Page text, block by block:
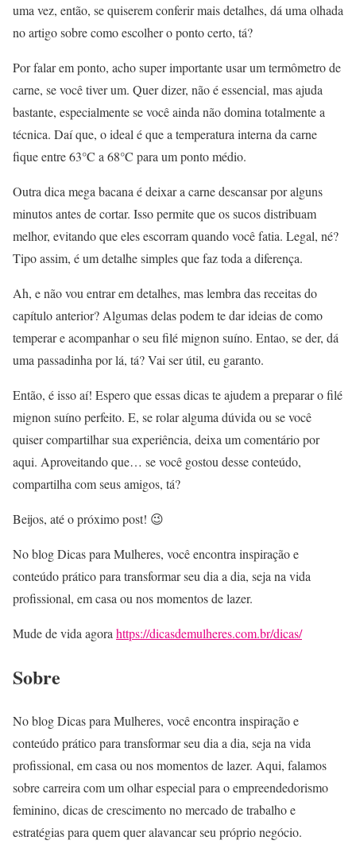
uma vez, então, se quiserem conferir mais detalhes, dá uma olhada
no artigo sobre como escolher o ponto certo, tá?
Por falar em ponto, acho super importante usar um termômetro de
carne, se você tiver um. Quer dizer, não é essencial, mas ajuda
bastante, especialmente se você ainda não domina totalmente a
técnica. Daí que, o ideal é que a temperatura interna da carne
fique entre 63°C a 68°C para um ponto médio.
Outra dica mega bacana é deixar a carne descansar por alguns
minutos antes de cortar. Isso permite que os sucos distribuam
melhor, evitando que eles escorram quando você fatia. Legal, né?
Tipo assim, é um detalhe simples que faz toda a diferença.
Ah, e não vou entrar em detalhes, mas lembra das receitas do
capítulo anterior? Algumas delas podem te dar ideias de como
temperar e acompanhar o seu filé mignon suíno. Entao, se der, dá
uma passadinha por lá, tá? Vai ser útil, eu garanto.
Então, é isso aí! Espero que essas dicas te ajudem a preparar o filé
mignon suíno perfeito. E, se rolar alguma dúvida ou se você
quiser compartilhar sua experiência, deixa um comentário por
aqui. Aproveitando que… se você gostou desse conteúdo,
compartilha com seus amigos, tá?
Beijos, até o próximo post! 😉
No blog Dicas para Mulheres, você encontra inspiração e
conteúdo prático para transformar seu dia a dia, seja na vida
profissional, em casa ou nos momentos de lazer.
Mude de vida agorahttps://dicasdemulheres.com.br/dicas/
Sobre
No blog Dicas para Mulheres, você encontra inspiração e
conteúdo prático para transformar seu dia a dia, seja na vida
profissional, em casa ou nos momentos de lazer. Aqui, falamos
sobre carreira com um olhar especial para o empreendedorismo
feminino, dicas de crescimento no mercado de trabalho e
estratégias para quem quer alavancar seu próprio negócio.